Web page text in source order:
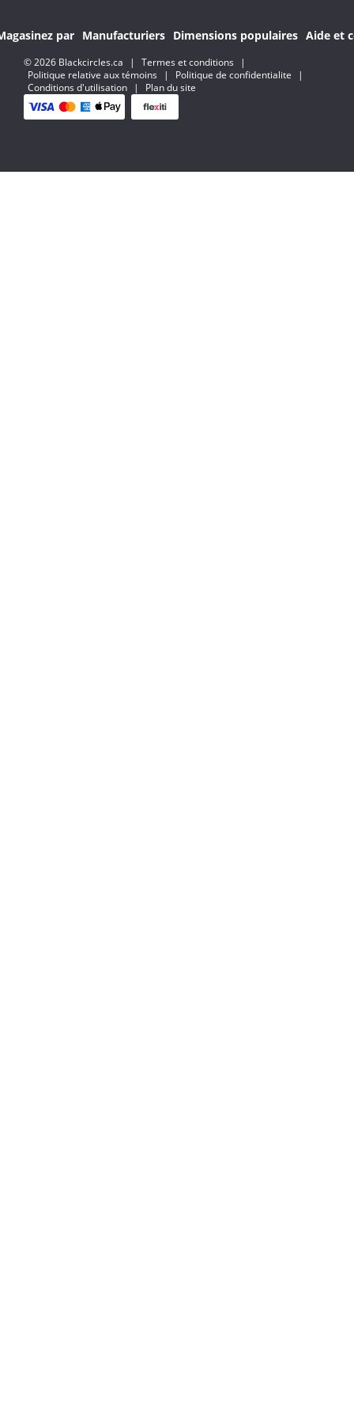
par Manufacturiers Dimensions populaires Aide et
© 2026 Blackcircles.ca | Termes et conditions
|
Politique relative aux témoins
| Politique de confidentialite
|
Conditions d'utilisation
| Plan du site